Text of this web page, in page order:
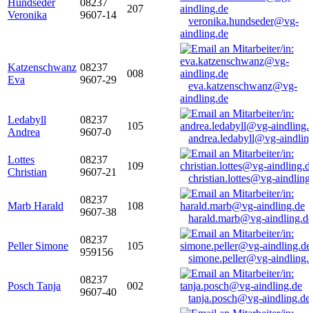
Hundseder
Veronika
08237
9607-14
207
veronika.hundseder@vg-
aindling.de
Katzenschwanz
Eva
08237
9607-29
008
eva.katzenschwanz@vg-
aindling.de
Ledabyll
Andrea
08237
9607-0
105
andrea.ledabyll@vg-
Lottes
Christian
08237
9607-21
109
christian.lottes@vg-
Marb Harald
08237
9607-38
108
harald.marb@vg-
Peller Simone
08237
959156
105
simone.peller@vg-
Posch Tanja
08237
9607-40
002
tanja.posch@vg-